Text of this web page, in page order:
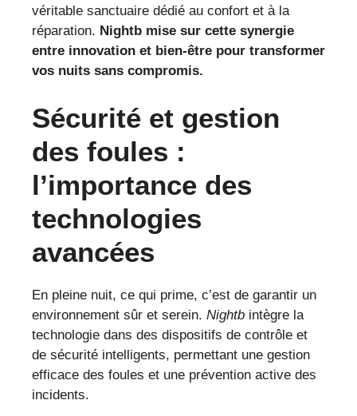
véritable sanctuaire dédié au confort et à la
réparation. Nightb mise sur cette synergie
entre innovation et bien-être pour transformer
vos nuits sans compromis.
Sécurité et gestion
des foules :
l’importance des
technologies
avancées
En pleine nuit, ce qui prime, c’est de garantir un
environnement sûr et serein. Nightb intègre la
technologie dans des dispositifs de contrôle et
de sécurité intelligents, permettant une gestion
efficace des foules et une prévention active des
incidents.